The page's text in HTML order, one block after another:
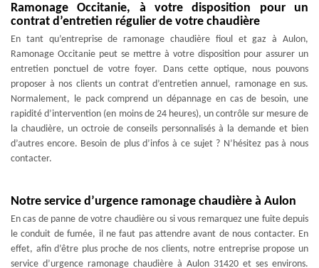
Ramonage Occitanie, à votre disposition pour un
contrat d’entretien régulier de votre chaudière
En tant qu’entreprise de ramonage chaudière fioul et gaz à Aulon,
Ramonage Occitanie peut se mettre à votre disposition pour assurer un
entretien ponctuel de votre foyer. Dans cette optique, nous pouvons
proposer à nos clients un contrat d’entretien annuel, ramonage en sus.
Normalement, le pack comprend un dépannage en cas de besoin, une
rapidité d’intervention (en moins de 24 heures), un contrôle sur mesure de
la chaudière, un octroie de conseils personnalisés à la demande et bien
d’autres encore. Besoin de plus d’infos à ce sujet ? N’hésitez pas à nous
contacter.
Notre service d’urgence ramonage chaudière à Aulon
En cas de panne de votre chaudière ou si vous remarquez une fuite depuis
le conduit de fumée, il ne faut pas attendre avant de nous contacter. En
effet, afin d’être plus proche de nos clients, notre entreprise propose un
service d’urgence ramonage chaudière à Aulon 31420 et ses environs.